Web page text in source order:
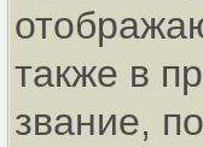
также в
звание,